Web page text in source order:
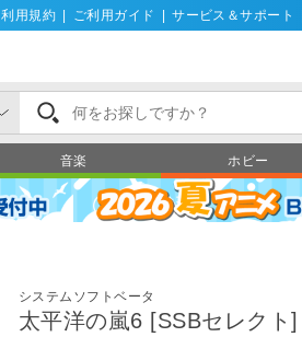
利用規約 ご利用ガイド サービス＆サポート
音楽 ホビー
システムソフトベータ
太平洋の嵐6 [SSBセレクト]